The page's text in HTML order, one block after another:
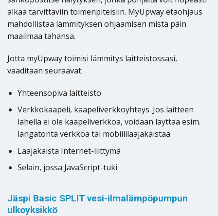
alkaa tarvittaviin toimenpiteisiin. MyUpway etäohjaus
mahdollistaa lämmityksen ohjaamisen mistä päin
maailmaa tahansa.
Jotta myUpway toimisi lämmitys laitteistossasi,
vaaditaan seuraavat:
Yhteensopiva laitteisto
Verkkokaapeli, kaapeliverkkoyhteys. Jos laitteen
lähellä ei ole kaapeliverkkoa, voidaan läyttää esim.
langatonta verkkoa tai mobiililaajakaistaa
Laajakaista Internet-liittymä
Selain, jossa JavaScript-tuki
Jäspi Basic SPLIT vesi-ilmalämpöpumpun
ulkoyksikkö